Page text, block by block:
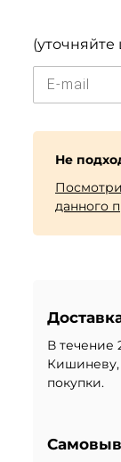
Не
данного
В течение
Кишиневу,
покупки.